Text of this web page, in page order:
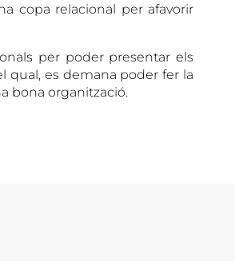
copa relacional per afavorir
per poder presentar els
qual, es demana poder fer la
bona organització.